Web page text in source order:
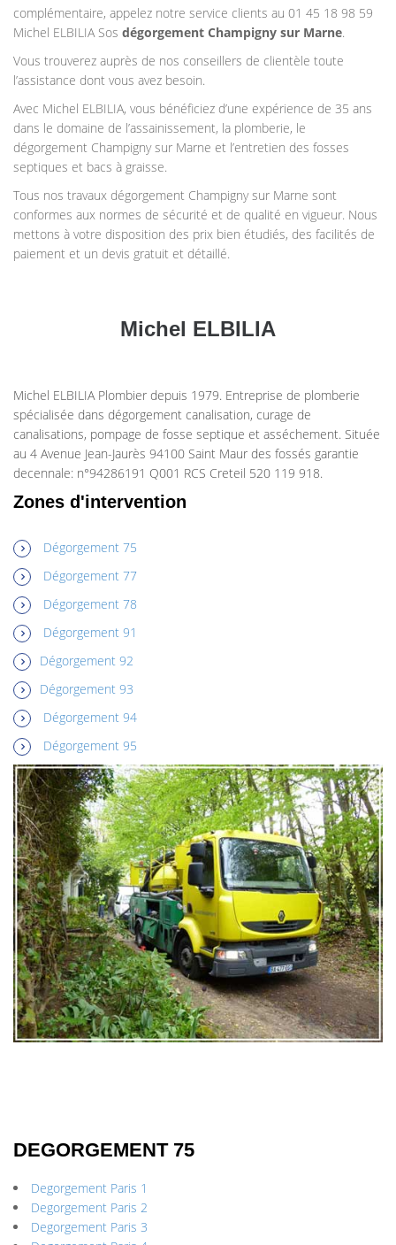
complémentaire, appelez notre service clients au 01 45 18 98 59
Michel ELBILIA Sos dégorgement Champigny sur Marne.
Vous trouverez auprès de nos conseillers de clientèle toute
l’assistance dont vous avez besoin.
Avec Michel ELBILIA, vous bénéficiez d’une expérience de 35 ans
dans le domaine de l’assainissement, la plomberie, le
dégorgement Champigny sur Marne et l’entretien des fosses
septiques et bacs à graisse.
Tous nos travaux dégorgement Champigny sur Marne sont
conformes aux normes de sécurité et de qualité en vigueur. Nous
mettons à votre disposition des prix bien étudiés, des facilités de
paiement et un devis gratuit et détaillé.
Michel ELBILIA
Michel ELBILIA Plombier depuis 1979. Entreprise de plomberie
spécialisée dans dégorgement canalisation, curage de
canalisations, pompage de fosse septique et asséchement. Située
au 4 Avenue Jean-Jaurès 94100 Saint Maur des fossés garantie
decennale: n°94286191 Q001 RCS Creteil 520 119 918.
Zones d'intervention
Dégorgement 75
Dégorgement 77
Dégorgement 78
Dégorgement 91
Dégorgement 92
Dégorgement 93
Dégorgement 94
Dégorgement 95
DEGORGEMENT 75
Degorgement Paris 1
Degorgement Paris 2
Degorgement Paris 3